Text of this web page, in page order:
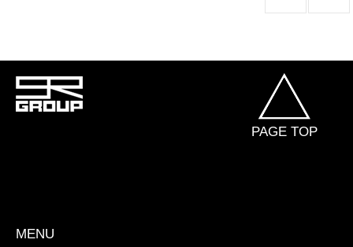
PAGE TOP
MENU